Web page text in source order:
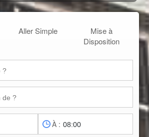
Aller Simple
Mise à
Disposition
À :